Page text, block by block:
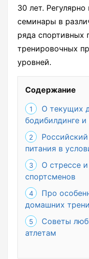
30 лет.
семинары в
ряда спортивных
тренировочных
уровней.
Содержание
О текущих
бодибилдинге
питания в
О стрессе
спортсменов
Про
домашних
Советы
атлетам